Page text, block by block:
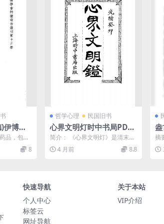
伊博恩
华医学
品，包括
血循环等
8
哲学心理 民国旧书
心界文明灯时中书局PDF
下载,近代心理学发展研究
史料
简介： 《心界文明灯》是清末
（1903年，光绪二十九年）出版
的一部心理学讲义，由...
4 月前 8.8
摘
沿
用
快速导航
个人中心
标签云
网址导航
关于本站
VIP介绍